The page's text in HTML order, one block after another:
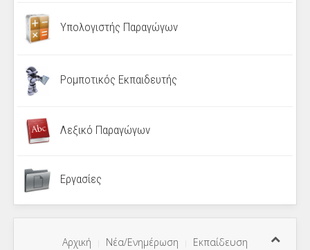
Υπολογιστής Παραγώγων
Ρομποτικός Εκπαιδευτής
Λεξικό Παραγώγων
Εργασίες
Αρχική Νέα/Ενημέρωση
Εκπαίδευση